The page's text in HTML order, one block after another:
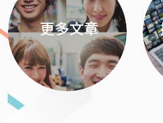
更多文章